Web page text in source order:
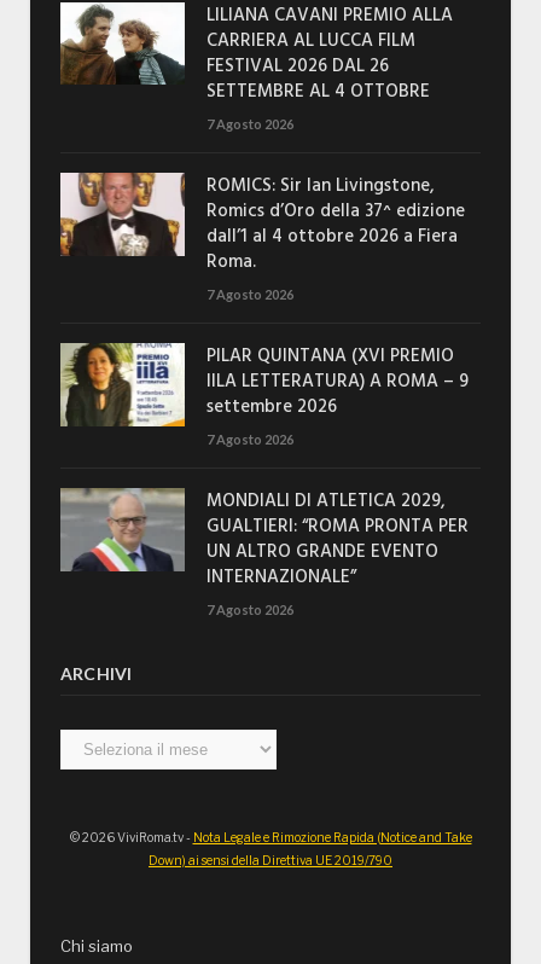
LILIANA CAVANI PREMIO ALLA
CARRIERA AL LUCCA FILM
FESTIVAL 2026 DAL 26
SETTEMBRE AL 4 OTTOBRE
7 Agosto 2026
ROMICS: Sir Ian Livingstone,
Romics d’Oro della 37^ edizione
dall’1 al 4 ottobre 2026 a Fiera
Roma.
7 Agosto 2026
PILAR QUINTANA (XVI PREMIO
IILA LETTERATURA) A ROMA – 9
settembre 2026
7 Agosto 2026
MONDIALI DI ATLETICA 2029,
GUALTIERI: “ROMA PRONTA PER
UN ALTRO GRANDE EVENTO
INTERNAZIONALE”
7 Agosto 2026
ARCHIVI
Archivi
© 2026 ViviRoma.tv - Nota Legale e Rimozione Rapida (Notice and Take
Down) ai sensi della Direttiva UE 2019/790
Chi siamo